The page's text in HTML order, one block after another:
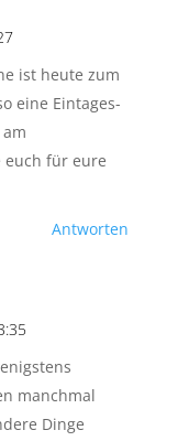
ist heute zum
eine Eintages-
euch für eure
Antworten
manchmal
Dinge